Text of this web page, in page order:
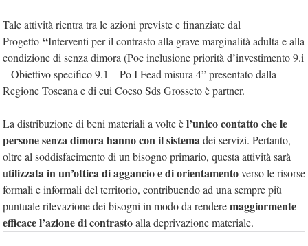
Tale attività rientra tra le azioni previste e finanziate dal
Progetto “Interventi per il contrasto alla grave marginalità adulta e alla
condizione di senza dimora (Poc inclusione priorità d’investimento 9.i
– Obiettivo specifico 9.1 – Po I Fead misura 4” presentato dalla
Regione Toscana e di cui Coeso Sds Grosseto è partner.
La distribuzione di beni materiali a volte èl’unico contatto che le
persone senza dimora hanno con il sistemadei servizi. Pertanto,
oltre al soddisfacimento di un bisogno primario, questa attività sarà
utilizzata in un’ottica di aggancio e di orientamentoverso le risorse
formali e informali del territorio, contribuendo ad una sempre più
puntuale rilevazione dei bisogni in modo da renderemaggiormente
efficace l’azione di contrastoalla deprivazione materiale.